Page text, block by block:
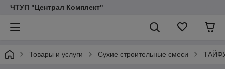
ЧТУП "Централ Комплект"
Товары и услуги Сухие строительные смеси